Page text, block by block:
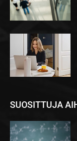
SUOSITTUJA